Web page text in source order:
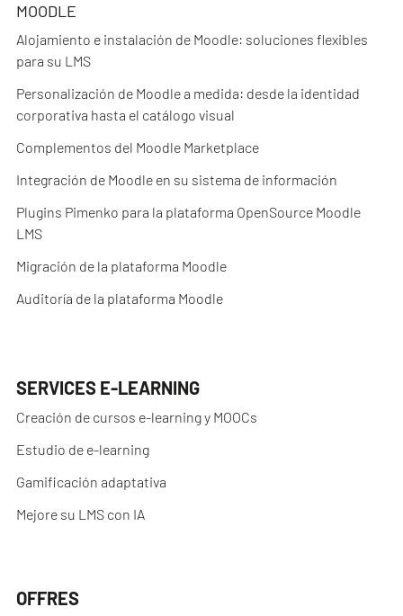
MOODLE
Alojamiento e instalación de Moodle: soluciones flexibles
para su LMS
Personalización de Moodle a medida: desde la identidad
corporativa hasta el catálogo visual
Complementos del Moodle Marketplace
Integración de Moodle en su sistema de información
Plugins Pimenko para la plataforma OpenSource Moodle
LMS
Migración de la plataforma Moodle
Auditoría de la plataforma Moodle
SERVICES E-LEARNING
Creación de cursos e-learning y MOOCs
Estudio de e-learning
Gamificación adaptativa
Mejore su LMS con IA
OFFRES